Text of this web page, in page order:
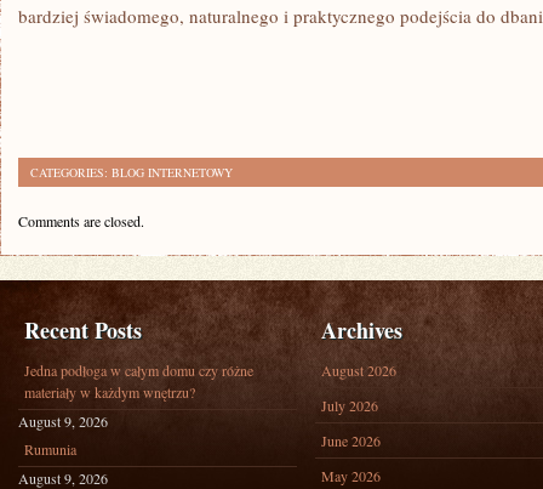
bardziej świadomego, naturalnego i praktycznego podejścia do
CATEGORIES: BLOG INTERNETOWY
Comments are closed.
Recent Posts
Jedna podłoga w całym domu czy różne
materiały w każdym wnętrzu?
August 9, 2026
Rumunia
August 9, 2026
Archives
August 2026
July 2026
June 2026
May 2026